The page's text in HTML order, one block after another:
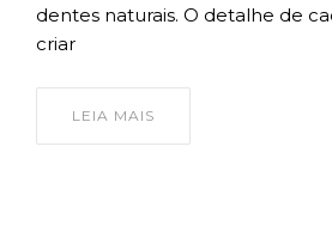
dentes naturais. O detalhe de
criar
LEIA MAIS